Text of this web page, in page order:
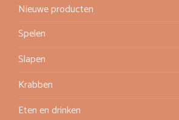
Nieuwe producten
Spelen
Slapen
Krabben
Eten en drinken